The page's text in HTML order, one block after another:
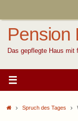
Pension
Das gepflegte Haus mit
StartSpruch des Tages